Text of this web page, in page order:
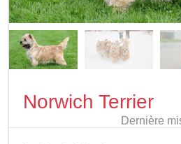
Norwich Terrier
Dernière